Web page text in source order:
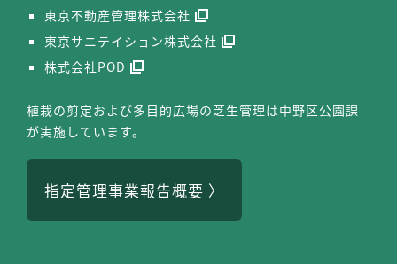
東京不動産管理株式会社
東京サニテイション株式会社
株式会社POD
植栽の剪定および多目的広場の芝生管理は中野区公園課
が実施しています。
指定管理事業報告概要